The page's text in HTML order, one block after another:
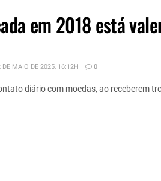
em 2018 está
MAIO DE 2025, 16:12H 0
diário com moedas, ao receberem